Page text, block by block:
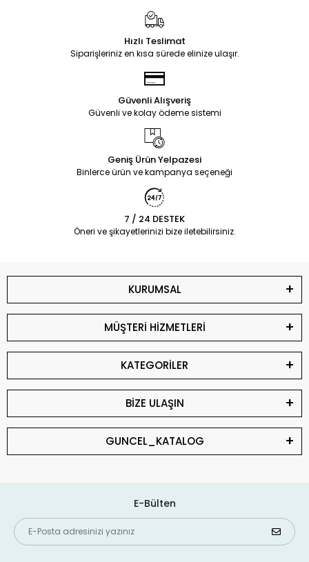
Hızlı Teslimat
Siparişleriniz en kısa sürede elinize ulaşır.
Güvenli Alışveriş
Güvenli ve kolay ödeme sistemi
Geniş Ürün Yelpazesi
Binlerce ürün ve kampanya seçeneği
7 / 24 DESTEK
Öneri ve şikayetlerinizi bize iletebilirsiniz.
KURUMSAL
MÜŞTERİ HİZMETLERİ
KATEGORİLER
BİZE ULAŞIN
GUNCEL_KATALOG
E-Bülten